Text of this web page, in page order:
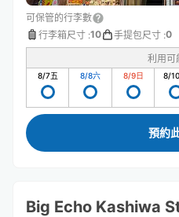
可保管的行李數
行李箱尺寸 :10 手提包尺寸 :0
利用可
8/7五 8/8六 8/9日 8/
預約
Big Echo Kashiwa